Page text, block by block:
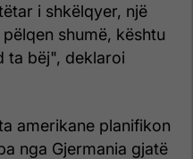
i shkëlqyer, një
shumë, kështu
ta bëj", deklaroi
amerikane planifikon
nga Gjermania gjatë